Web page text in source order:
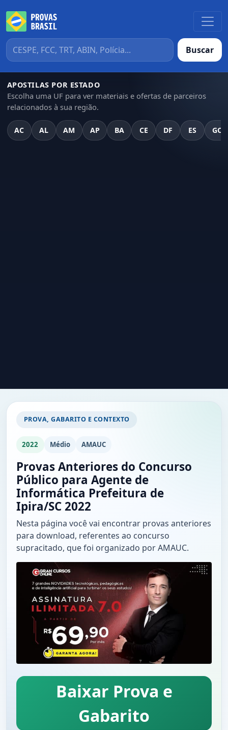
Buscar
APOSTILAS POR ESTADO
Escolha uma UF para ver materiais e ofertas de parceiros
relacionados à sua região.
AC AL AM AP BA CE DF ES GO
PROVA, GABARITO E CONTEXTO
2022 Médio AMAUC
Provas Anteriores do Concurso
Público para Agente de
Informática Prefeitura de
Ipira/SC 2022
Nesta página você vai encontrar provas anteriores
para download, referentes ao concurso
supracitado, que foi organizado por AMAUC.
Baixar Prova e
Gabarito